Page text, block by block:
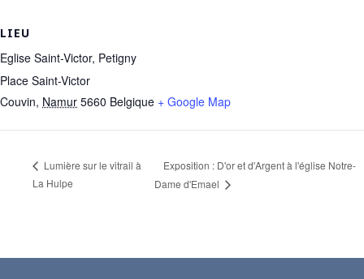
LIEU
Eglise Saint-Victor, Petigny
Place Saint-Victor
Couvin, Namur 5660 Belgique + Google Map
Lumière sur le vitrail à
La Hulpe
Exposition : D'or et d'Argent à l'église Notre-
Dame d'Emael